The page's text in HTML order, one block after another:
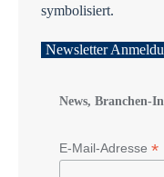
Newsletter
News, Branchen-
E-Mail-Adresse *